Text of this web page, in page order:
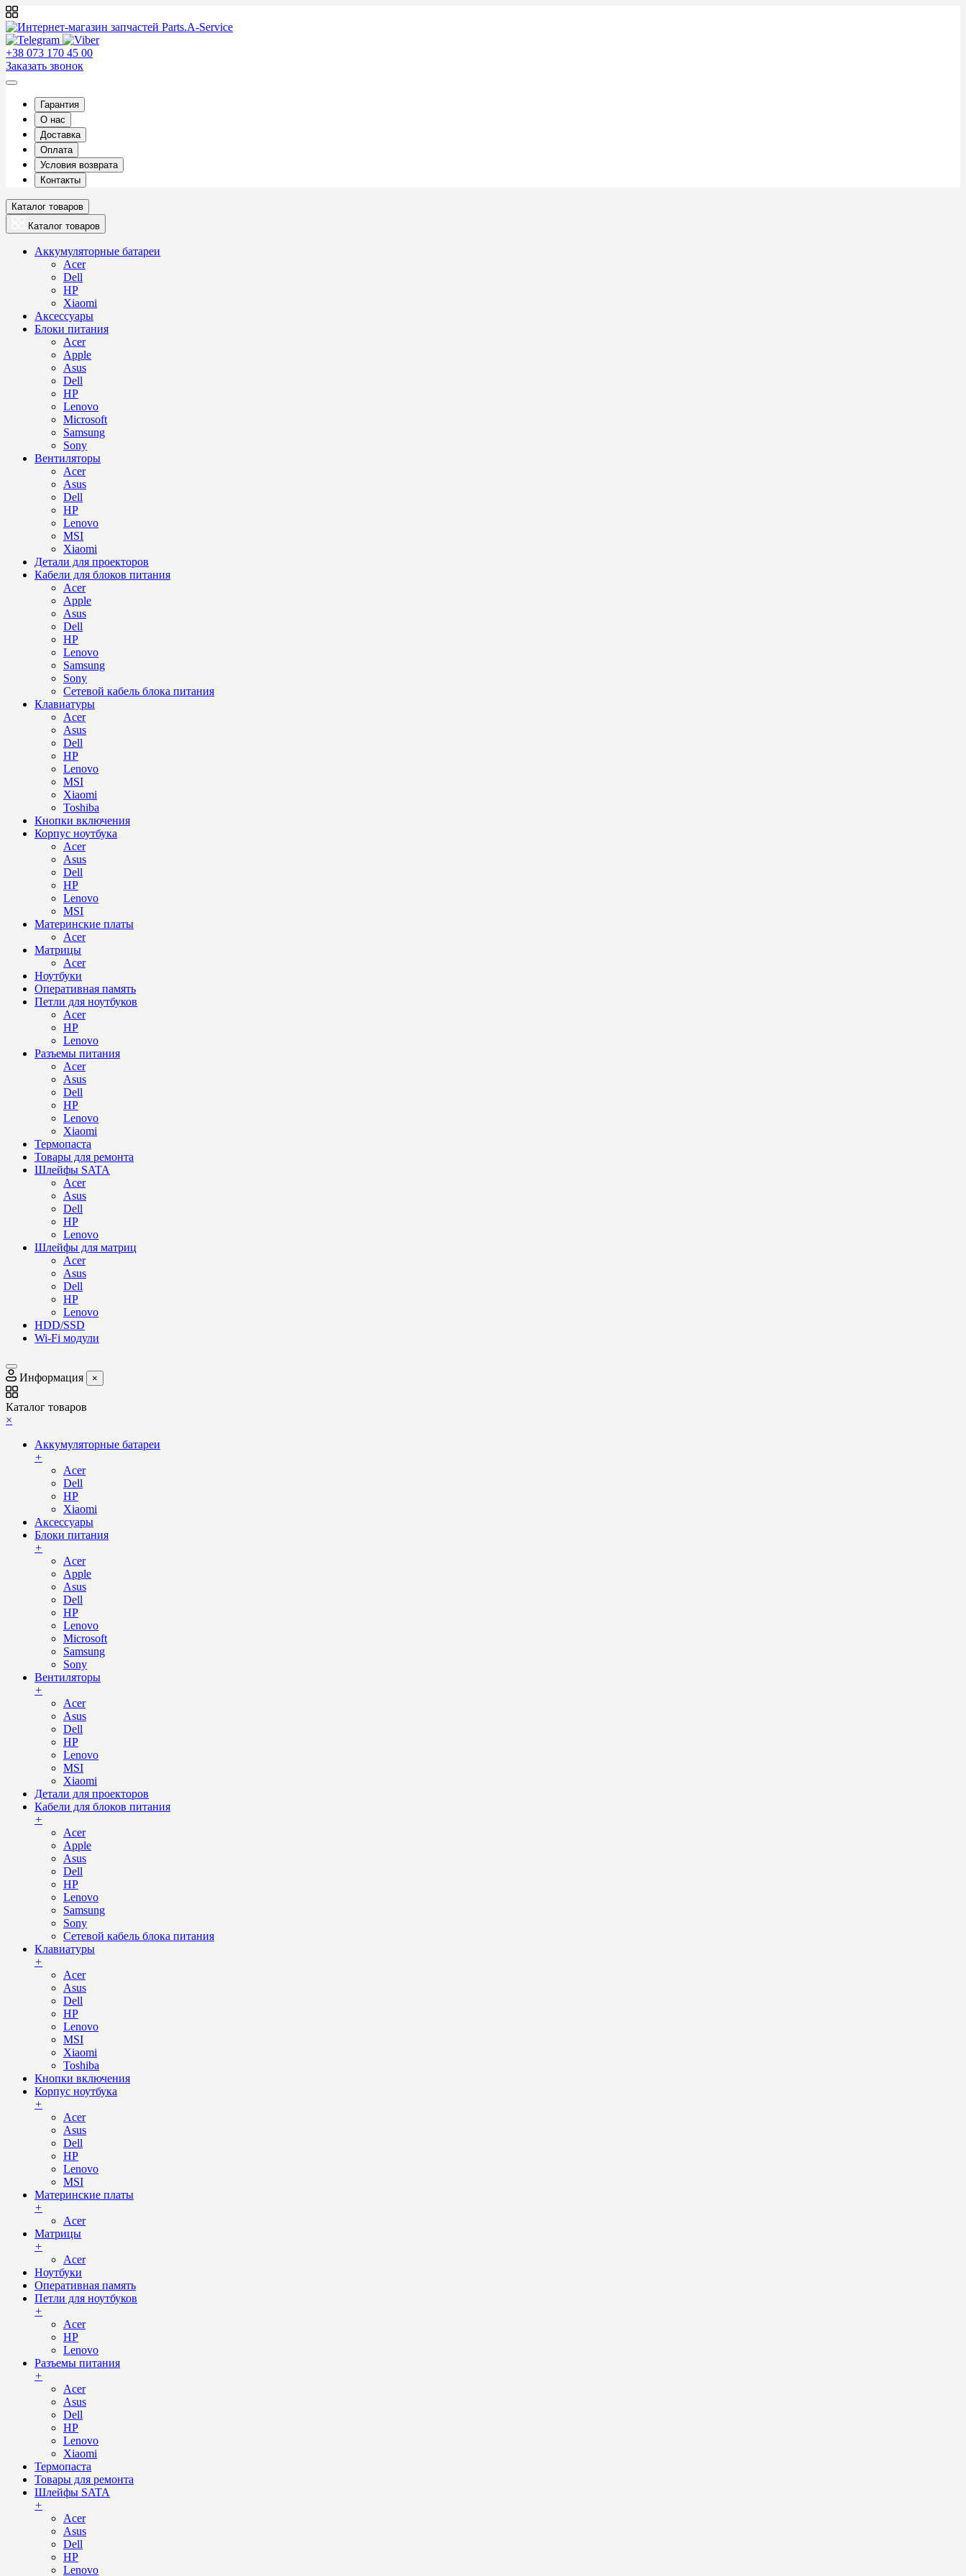
+38 073 170 45 00
Заказать звонок
Гарантия
О нас
Доставка
Оплата
Условия возврата
Контакты
Каталог товаров
Каталог товаров
Аккумуляторные батареи
Acer
Dell
HP
Xiaomi
Аксессуары
Блоки питания
Acer
Apple
Asus
Dell
HP
Lenovo
Microsoft
Samsung
Sony
Вентиляторы
Acer
Asus
Dell
HP
Lenovo
MSI
Xiaomi
Детали для проекторов
Кабели для блоков питания
Acer
Apple
Asus
Dell
HP
Lenovo
Samsung
Sony
Сетевой кабель блока питания
Клавиатуры
Acer
Asus
Dell
HP
Lenovo
MSI
Xiaomi
Toshiba
Кнопки включения
Корпус ноутбука
Acer
Asus
Dell
HP
Lenovo
MSI
Материнские платы
Acer
Матрицы
Acer
Ноутбуки
Оперативная память
Петли для ноутбуков
Acer
HP
Lenovo
Разъемы питания
Acer
Asus
Dell
HP
Lenovo
Xiaomi
Термопаста
Товары для ремонта
Шлейфы SATA
Acer
Asus
Dell
HP
Lenovo
Шлейфы для матриц
Acer
Asus
Dell
HP
Lenovo
HDD/SSD
Wi-Fi модули
Информация ×
Каталог товаров
×
Аккумуляторные батареи
+
Acer
Dell
HP
Xiaomi
Аксессуары
Блоки питания
+
Acer
Apple
Asus
Dell
HP
Lenovo
Microsoft
Samsung
Sony
Вентиляторы
+
Acer
Asus
Dell
HP
Lenovo
MSI
Xiaomi
Детали для проекторов
Кабели для блоков питания
+
Acer
Apple
Asus
Dell
HP
Lenovo
Samsung
Sony
Сетевой кабель блока питания
Клавиатуры
+
Acer
Asus
Dell
HP
Lenovo
MSI
Xiaomi
Toshiba
Кнопки включения
Корпус ноутбука
+
Acer
Asus
Dell
HP
Lenovo
MSI
Материнские платы
+
Acer
Матрицы
+
Acer
Ноутбуки
Оперативная память
Петли для ноутбуков
+
Acer
HP
Lenovo
Разъемы питания
+
Acer
Asus
Dell
HP
Lenovo
Xiaomi
Термопаста
Товары для ремонта
Шлейфы SATA
+
Acer
Asus
Dell
HP
Lenovo